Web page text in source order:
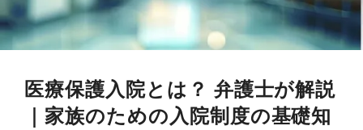
医療保護入院とは？ 弁護士が解説
｜家族のための入院制度の基礎知